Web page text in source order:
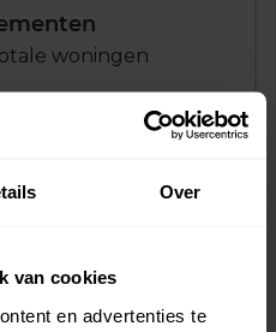
Over
van cookies
en advertenties te
woningen